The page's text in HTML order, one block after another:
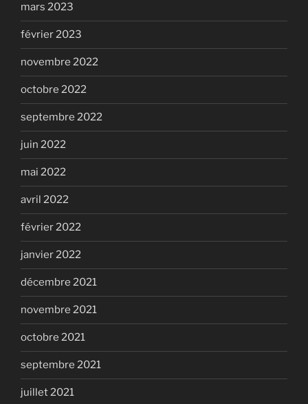
mars 2023
février 2023
novembre 2022
octobre 2022
septembre 2022
juin 2022
mai 2022
avril 2022
février 2022
janvier 2022
décembre 2021
novembre 2021
octobre 2021
septembre 2021
juillet 2021